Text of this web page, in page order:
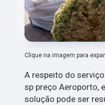
Clique na imagem para
A respeito do
sp preço Aeroporto,
solução pode ser